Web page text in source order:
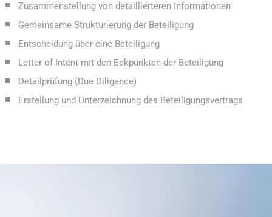
Zusammenstellung von detaillierteren Informationen
Gemeinsame Strukturierung der Beteiligung
Entscheidung über eine Beteiligung
Letter of Intent mit den Eckpunkten der Beteiligung
Detailprüfung (Due Diligence)
Erstellung und Unterzeichnung des Beteiligungsvertrags